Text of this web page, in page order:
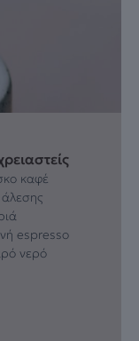
καφέ
espresso
νερό